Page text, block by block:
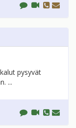
pysyvät
...